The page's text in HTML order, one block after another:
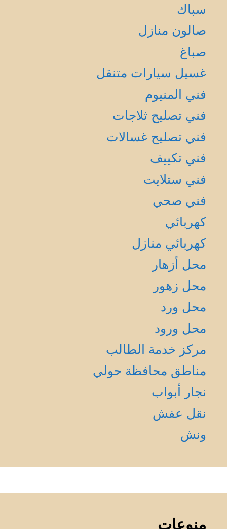
سباك
صالون منازل
صباغ
غسيل سيارات متنقل
فني المنيوم
فني تصليح ثلاجات
فني تصليح غسالات
فني تكييف
فني ستلايت
فني صحي
كهربائي
كهربائي منازل
محل أزهار
محل زهور
محل ورد
محل ورود
مركز خدمة الطالب
مناطق محافظة حولي
نجار أبواب
نقل عفش
ونش
منوعات